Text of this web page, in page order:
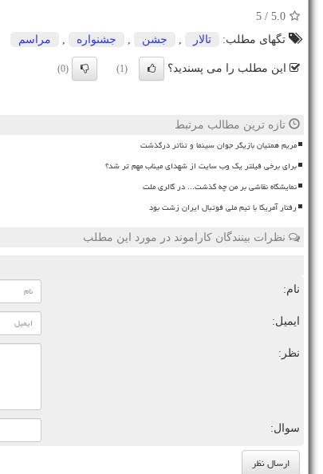
5.0
/ 5
تگهای مطلب:
تالار جشن جشنواره مراسم
این مطلب را می پسندید؟ (1)
(0)
تازه ترین مطالب مرتبط
مریم همتیان بازیگر جوان سینما و تئاتر درگذشت
برای برخی فیلتر یک وب سایت از شهدای میناب مهم تر شد؟
نمایشگاه نقاشی بر من چه گذشت... در گالری ملت
رفتار آمریکا با تیم ملی فوتبال ایران زشت بود
نظرات بینندگان کاراموند در مورد این مطلب
نام:
ایمیل:
نظر:
سوال: